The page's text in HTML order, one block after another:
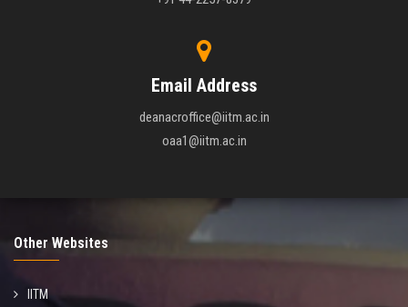
Email Address
deanacroffice@iitm.ac.in
oaa1@iitm.ac.in
Other Websites
IITM